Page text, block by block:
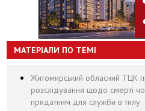
МАТЕРІАЛИ ПО ТЕМІ
Житомирський обласний ТЦК
розслідування щодо смерті
придатним для служби в тилу